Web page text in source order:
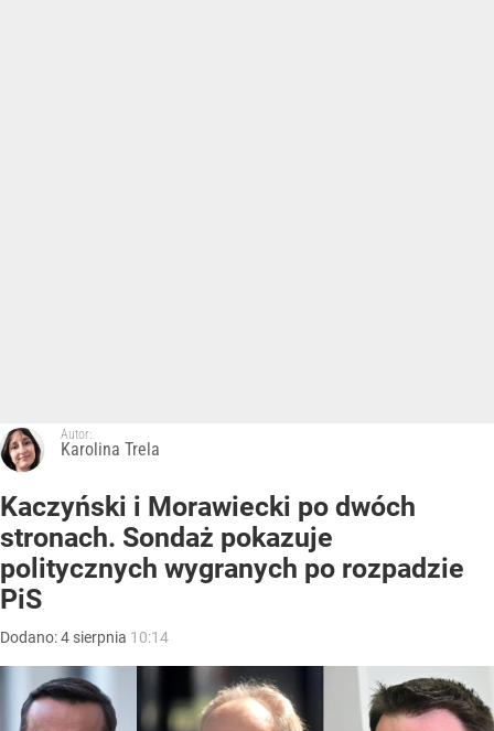
Autor:
Karolina Trela
Kaczyński i Morawiecki po dwóch
stronach. Sondaż pokazuje
politycznych wygranych po rozpadzie
PiS
Dodano:4 sierpnia 10:14